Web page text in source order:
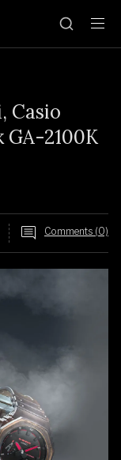
Casio
GA-2100K
Comments (0)